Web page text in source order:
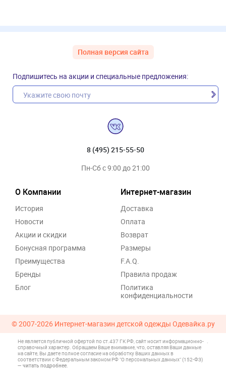
Полная версия сайта
Подпишитесь на акции и специальные предложения:
8 (495) 215-55-50
Пн-Сб с 9:00 до 21:00
О Компании
История
Новости
Акции и скидки
Бонусная программа
Преимущества
Бренды
Блог
Интернет-магазин
Доставка
Оплата
Возврат
Размеры
F.A.Q.
Правила продаж
Политика
конфиденциальности
© 2007-2026 Интернет-магазин детской одежды Одевайка.ру
Не является публичной офертой по ст.437 ГК РФ, сайт носит информационно-
справочный характер. Обращаем Ваше внимание, что, оставляя Ваши данные
на сайте, Вы даете полное согласие на обработку Ваших данных в
соответствии с Федеральным законом РФ "О персональных данных" (152-ФЗ)
— читать подробнее.
.